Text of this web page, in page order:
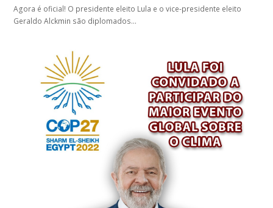
Agora é oficial! O presidente eleito Lula e o vice-presidente eleito
Geraldo Alckmin são diplomados…